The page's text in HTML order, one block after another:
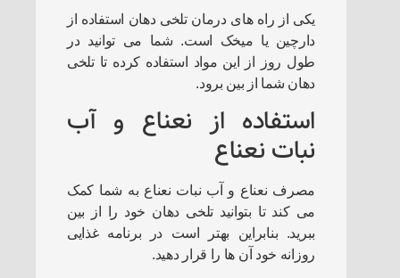
یکی از راه های درمان تلخی دهان استفاده از
دارچین یا میخک است. شما می توانید در
طول روز از این مواد استفاده کرده تا تلخی
دهان شما از بین برود.
استفاده از نعناع و آب
نبات نعناع
مصرف نعناع و آب نبات نعناع به شما کمک
می کند تا بتوانید تلخی دهان خود را از بین
ببرید. بنابراین بهتر است در برنامه غذایی
روزانه خود آن ها را قرار دهید.